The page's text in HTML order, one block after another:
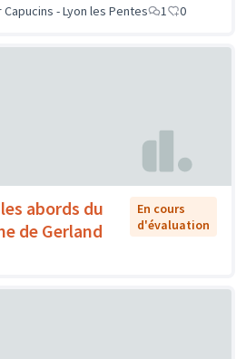
- Lyon les Pentes
1 0
abords du
de Gerland
En cours
d'évaluation